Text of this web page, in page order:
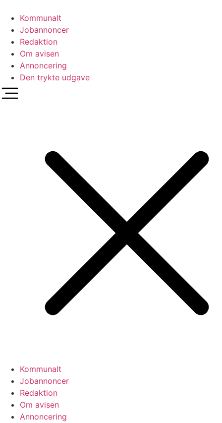
indhold
Kommunalt
Jobannoncer
Redaktion
Om avisen
Annoncering
Den trykte udgave
Kommunalt
Jobannoncer
Redaktion
Om avisen
Annoncering